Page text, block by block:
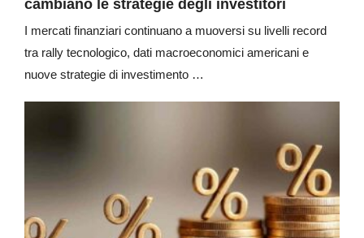
cambiano le strategie degli investitori
I mercati finanziari continuano a muoversi su livelli record
tra rally tecnologico, dati macroeconomici americani e
nuove strategie di investimento …